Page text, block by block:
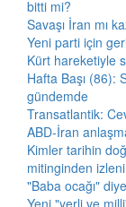
bitti mi?
Savaşı İran mı
Yeni parti için
Kürt hareketiyle
Hafta Başı (86):
gündemde
Transatlantik:
ABD-İran
Kimler tarihin
mitinginden
"Baba ocağı"
Yeni "yerli ve